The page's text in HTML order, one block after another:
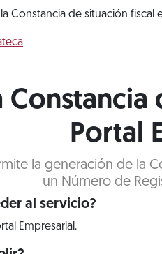
Constancia de situación
Portal
la generación de la
un Número de
al servicio?
Empresarial.